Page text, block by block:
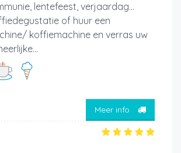
lentefeest, verjaardag…
of huur een
koffiemachine en verras uw
Meer info